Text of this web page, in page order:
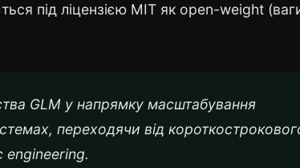
під ліцензією MIT як open-weight
GLM у напрямку масштабування
переходячи від
engineering.